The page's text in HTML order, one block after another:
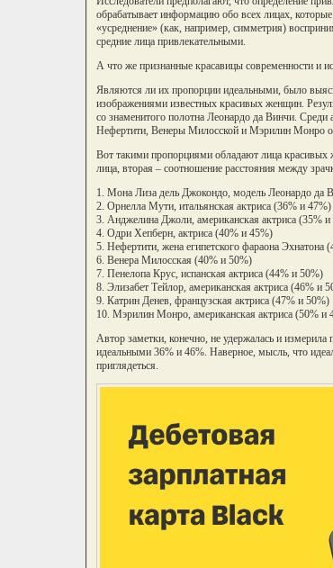
обрабатывает информацию обо всех лицах,
«усреднение» (как, например, симметрия)
средние лица привлекательными.
А что же признанные красавицы современности и
Являются ли их пропорции идеальными, было
изображениями известных красивых женщин.
со знаменитого полотна Леонардо да Винчи.
Нефертити, Венеры Милосской и Мэрилин Монро
Вот такими пропорциями обладают лица красивых
лица, вторая – соотношение расстояния между
1. Мона Лиза дель Джокондо, модель Леонардо да
2. Орнелла Мути, итальянская актриса (36% и 47%)
3. Анджелина Джоли, американская актриса (35% и
4. Одри Хепберн, актриса (40% и 45%)
5. Нефертити, жена египетского фараона Эхнатона
6. Венера Милосская (40% и 50%)
7. Пенелопа Крус, испанская актриса (44% и 50%)
8. Элизабет Тейлор, американская актриса (46% и
9. Катрин Денев, французская актриса (47% и 50%)
10. Мэрилин Монро, американская актриса (50% и
Автор заметки, конечно, не удержалась и
идеальными 36% и 46%. Наверное, мысль, что
приглядеться.